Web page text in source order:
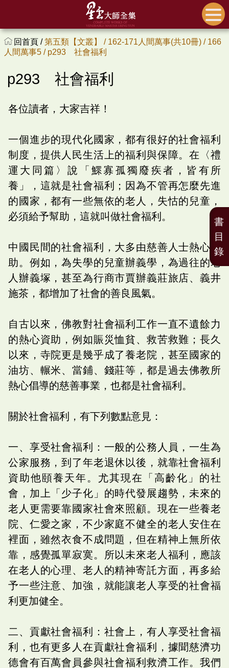
回首頁 /第五類【文叢】 / 162-171人間萬事(共10冊) / 166
人間萬事5 / p293 社會福利
p293 社會福利
各位讀者，大家吉祥！
一個進步的現代化國家，都有很好的社會福利
制度，提供人民生活上的福利與保障。在〈禮
運大同篇〉說「鰥寡孤獨廢疾者，皆有所
養」，這就是社會福利；因為不管再怎麼先進
的國家，都有一些無依的老人，失怙的兒童，
必須給予幫助，這就叫做社會福利。
中國民間的社會福利，大多由慈善人士熱心贊
助。例如，為失學的兒童辦義學，為過往的老
人辦義塚，甚至為行商市賈辦義莊旅店、義井
施茶，都增加了社會的善良風氣。
自古以來，佛教對社會福利工作一直不遺餘力
的熱心資助，例如賑災恤貧、救苦救難；長久
以來，寺院更是幾乎成了養老院，甚至國家的
油坊、輾米、當鋪、錢莊等，都是過去佛教所
熱心倡導的慈善事業，也都是社會福利。
關於社會福利，有下列數點意見：
一、享受社會福利：一般的公務人員，一生為
公家服務，到了年老退休以後，就靠社會福利
資助他頤養天年。尤其現在「高齡化」的社
會，加上「少子化」的時代發展趨勢，未來的
老人更需要靠國家社會來照顧。現在一些養老
院、仁愛之家，不少家庭不健全的老人安住在
裡面，雖然衣食不成問題，但在精神上無所依
靠，感覺孤單寂寞。所以未來老人福利，應該
在老人的心理、老人的精神寄託方面，再多給
予一些注意、加強，就能讓老人享受的社會福
利更加健全。
二、貢獻社會福利：社會上，有人享受社會福
利，也有更多人在貢獻社會福利，據聞慈濟功
德會有百萬會員參與社會福利救濟工作。我們
書
目
錄